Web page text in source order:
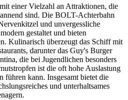
einer Vielzahl an Attraktionen, die
sind. Die BOLT-Achterbahn
und unvergessliche
gestaltet und bieten
Kulinarisch überzeugt das Schiff mit
darunter das Guy's Burger
die bei Jugendlichen besonders
ist die oft hohe Auslastung
führen kann. Insgesamt bietet die
und unterhaltsames